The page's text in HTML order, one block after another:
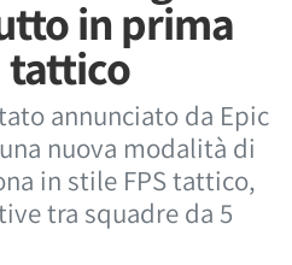
in prima
tattico
annunciato da Epic
nuova modalità di
in stile FPS tattico,
tra squadre da 5